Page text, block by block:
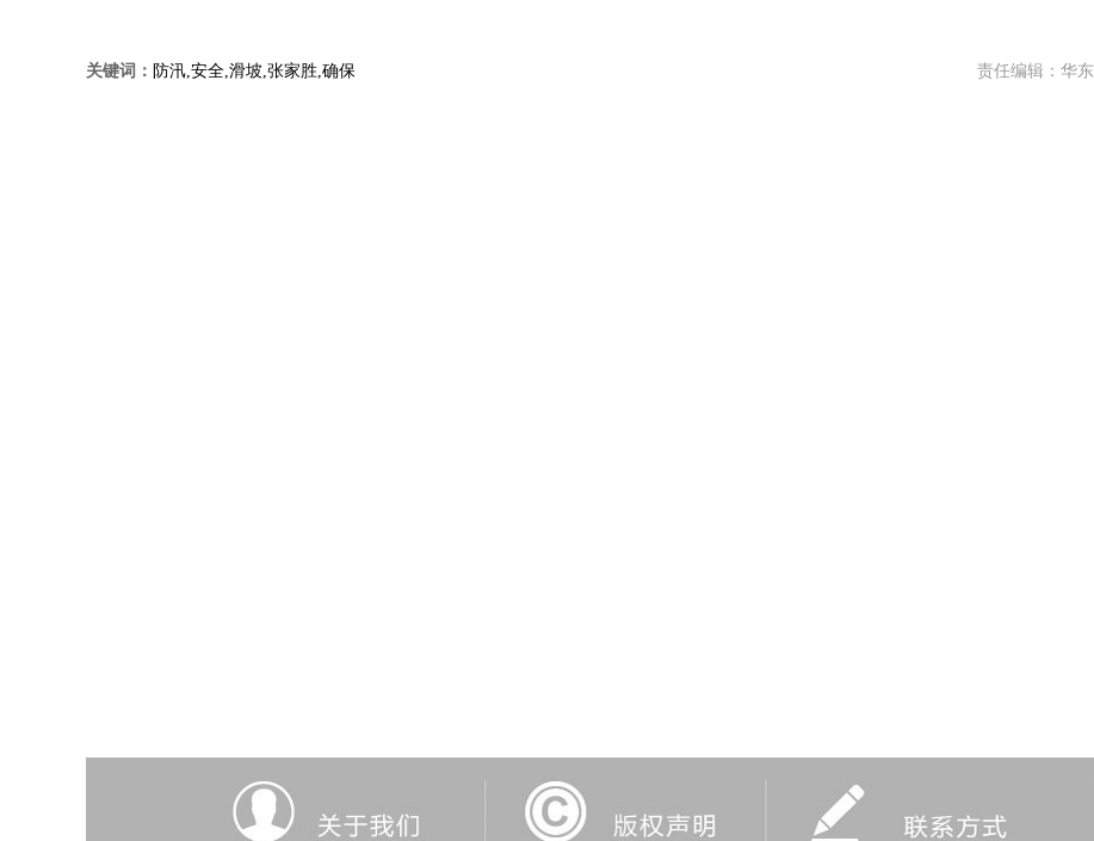
关键词： 防汛,安全,滑坡,张家胜,确保 责任编辑：华东